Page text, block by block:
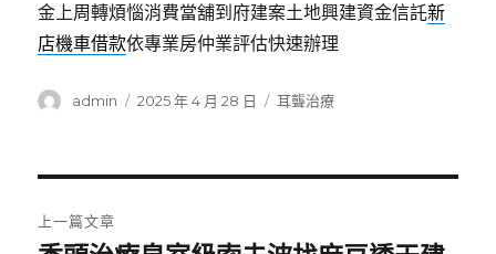
金上周轉煩惱消費當舖到府建案土地興建資金信託新
店機車借款依專業房仲業評估快速辦理
作
admin
發
2025 年 4 月 28 日
分
耳聾治療
章
上一篇文章